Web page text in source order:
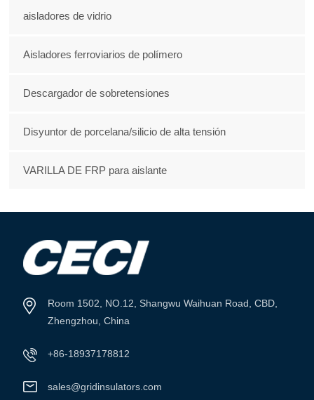
aisladores de vidrio
Aisladores ferroviarios de polímero
Descargador de sobretensiones
Disyuntor de porcelana/silicio de alta tensión
VARILLA DE FRP para aislante
Room 1502, NO.12, Shangwu Waihuan Road, CBD,
Zhengzhou, China
+86-18937178812
sales@gridinsulators.com